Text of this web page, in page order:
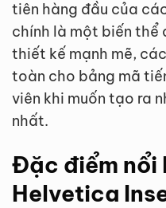
tiên hàng đầu của
chính là một biến
thiết kế mạnh mẽ,
toàn cho bảng mã
viên khi muốn tạo ra
nhất.
Đặc điểm nổi
Helvetica